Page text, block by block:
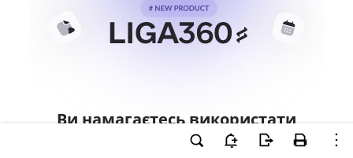
Ви намагаєтесь використати
інструменти для професійної